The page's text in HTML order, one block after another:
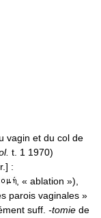
vagin et du col de
t. 1 1970)
:
, « ablation »),
parois vaginales »
suff. -tomie de